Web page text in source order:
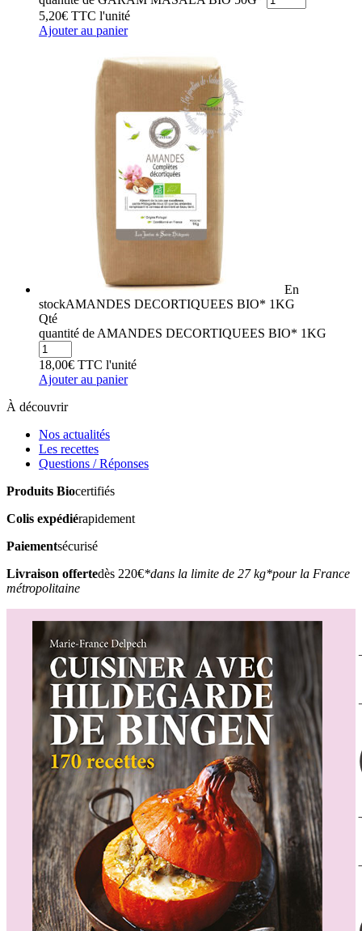
5,20€ TTC l'unité
Ajouter au panier
En
stockAMANDES DECORTIQUEES BIO* 1KG
Qté
quantité de AMANDES DECORTIQUEES BIO* 1KG
18,00€ TTC l'unité
Ajouter au panier
À découvrir
Nos actualités
Les recettes
Questions / Réponses
Produits Biocertifiés
Colis expédiérapidement
Paiementsécurisé
Livraison offertedès 220€*dans la limite de 27 kg*pour la France
métropolitaine